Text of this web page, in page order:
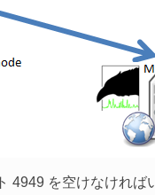
4949 を空けなけれ